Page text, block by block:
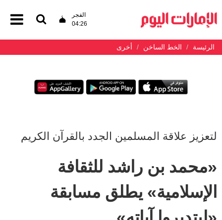
الفجر
04:26
الرئيسة الخط الساخن أخرى
لتعزيز علاقة المسلمين الجدد بالقرآن الكريم
«محمد بن راشد للثقافة
الإسلامية» يطلق مسابقة